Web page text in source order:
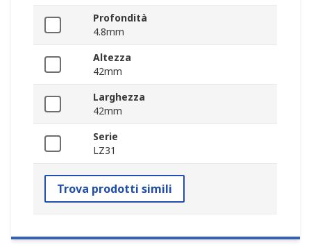
Profondità
4.8mm
Altezza
42mm
Larghezza
42mm
Serie
LZ31
Trova prodotti simili